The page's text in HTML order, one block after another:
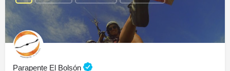
Parapente El Bolsón